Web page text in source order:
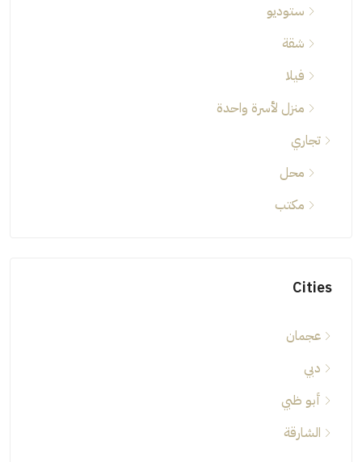
ستوديو
شقة
فيلا
منزل لأسرة واحدة
تجاري
محل
مكتب
Cities
عجمان
دبي
أبو ظبي
الشارقة